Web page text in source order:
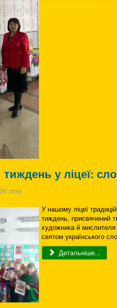
у ліцеї:
року
У нашому ліцеї
тиждень, присвячений
художника й
святом українського
Детальніше...